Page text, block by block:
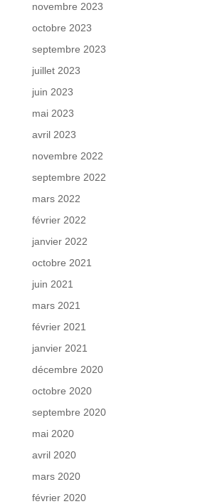
novembre 2023
octobre 2023
septembre 2023
juillet 2023
juin 2023
mai 2023
avril 2023
novembre 2022
septembre 2022
mars 2022
février 2022
janvier 2022
octobre 2021
juin 2021
mars 2021
février 2021
janvier 2021
décembre 2020
octobre 2020
septembre 2020
mai 2020
avril 2020
mars 2020
février 2020